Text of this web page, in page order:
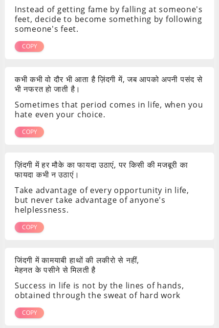
Instead of getting fame by falling at someone's
feet, decide to become something by following
someone's feet.
COPY
कभी कभी वो दौर भी आता है ज़िंदगी में, जब आपको अपनी पसंद से
भी नफरत हो जाती है।
Sometimes that period comes in life, when you
hate even your choice.
COPY
ज़िंदगी में हर मौके का फायदा उठाएं, पर किसी की मजबूरी का
फायदा कभी न उठाएं।
Take advantage of every opportunity in life,
but never take advantage of anyone's
helplessness.
COPY
जिंदगी में कामयाबी हाथों की लकीरो से नहीं,
मेहनत के पसीने से मिलती है
Success in life is not by the lines of hands,
obtained through the sweat of hard work
COPY